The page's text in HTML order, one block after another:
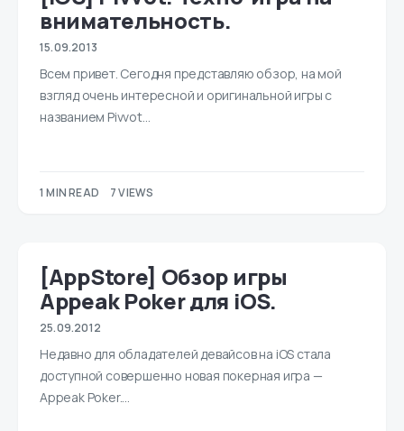
внимательность.
15.09.2013
Всем привет. Сегодня представляю обзор, на мой
взгляд очень интересной и оригинальной игры с
названием Pivvot…
1 MIN READ 7 VIEWS
[AppStore] Обзор игры
Appeak Poker для iOS.
25.09.2012
Недавно для обладателей девайсов на iOS стала
доступной совершенно новая покерная игра —
Appeak Poker.…